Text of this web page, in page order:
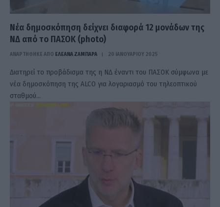
Νέα δημοσκόπηση δείχνει διαφορά 12 μονάδων της
ΝΔ από το ΠΑΣΟΚ (photo)
ΑΝΑΡΤΗΘΗΚΕ ΑΠΟ ΕΛΕΑΝΑ ΖΑΜΠΑΡΑ 20 ΙΑΝΟΥΑΡΊΟΥ 2025
Διατηρεί το προβάδισμα της η ΝΔ έναντι του ΠΑΣΟΚ σύμφωνα με
νέα δημοσκόπηση της ALCO για λογαριασμό του τηλεοπτικού
σταθμού…